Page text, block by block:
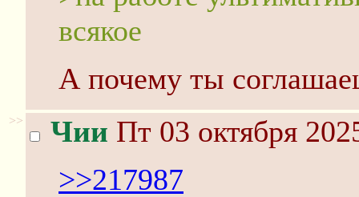
всякое
А почему ты
>> Чии Пт 03 октября
>>217987